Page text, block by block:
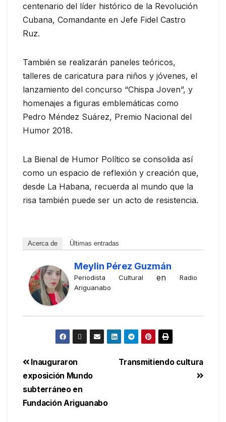
centenario del líder histórico de la Revolución
Cubana, Comandante en Jefe Fidel Castro
Ruz.
También se realizarán paneles teóricos,
talleres de caricatura para niños y jóvenes, el
lanzamiento del concurso “Chispa Joven”, y
homenajes a figuras emblemáticas como
Pedro Méndez Suárez, Premio Nacional del
Humor 2018.
La Bienal de Humor Político se consolida así
como un espacio de reflexión y creación que,
desde La Habana, recuerda al mundo que la
risa también puede ser un acto de resistencia.
Acerca de Últimas entradas
Meylin Pérez Guzmán
Periodista Cultural enRadio
Ariguanabo
Transmitiendo cultura
Inauguraron
exposición Mundo
subterráneo en
Fundación Ariguanabo